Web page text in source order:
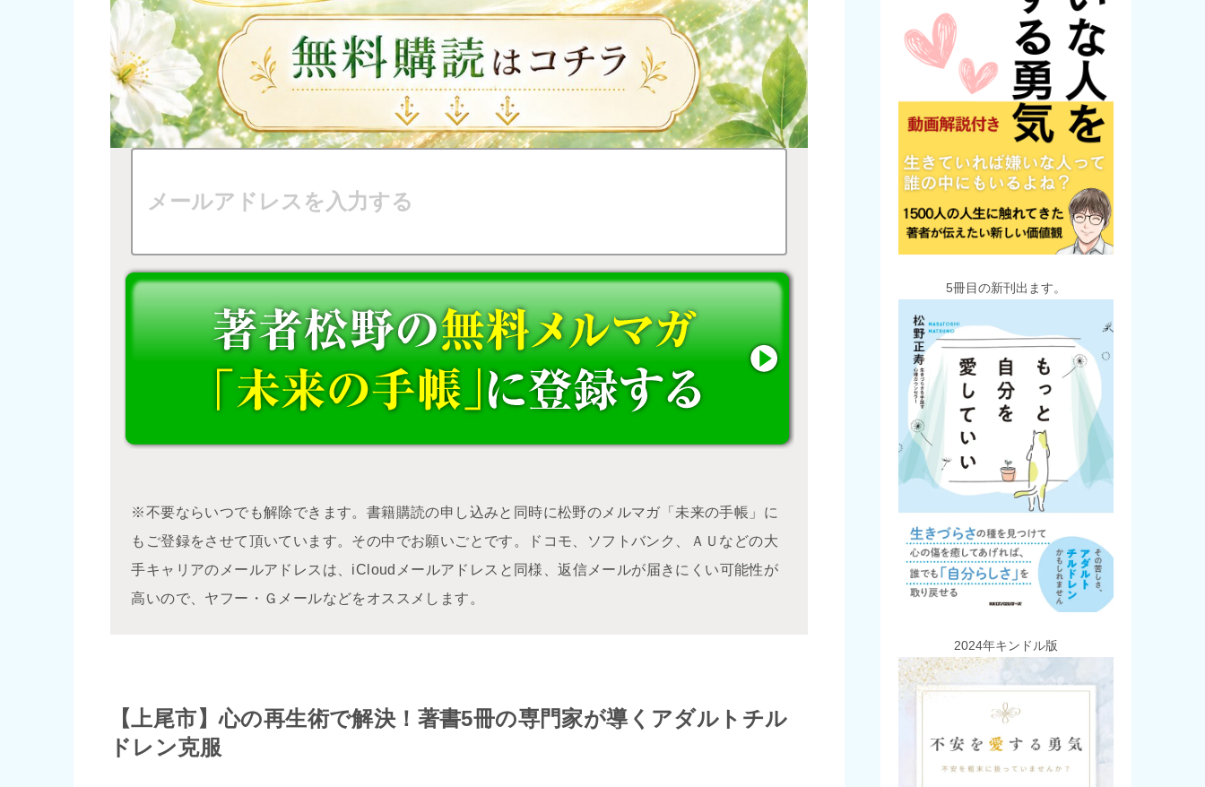
※不要ならいつでも解除できます。書籍購読の申し込みと同時に松野のメルマガ「未来の手帳」に
もご登録をさせて頂いています。その中でお願いごとです。ドコモ、ソフトバンク、ＡＵなどの大
手キャリアのメールアドレスは、iCloudメールアドレスと同様、返信メールが届きにくい可能性が
高いので、ヤフー・Ｇメールなどをオススメします。
【上尾市】心の再生術で解決！著書5冊の専門家が導くアダルトチル
ドレン克服
5冊目の新刊出ます。
2024年キンドル版